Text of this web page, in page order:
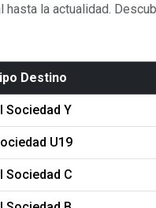
la actualidad.
Destino
Sociedad Y
U19
Sociedad C